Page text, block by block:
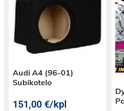
Audi A4 (96-01)
Subikotelo
151,00€/kpl